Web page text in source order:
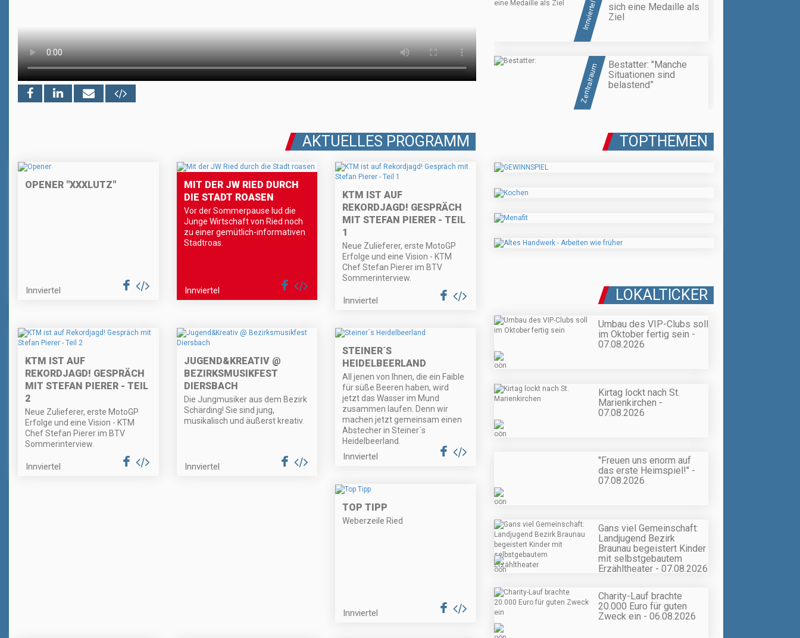
Innviertel
sich eine Medaille als
Ziel
Zentralraum
Bestatter: "Manche
Situationen sind
belastend”
AKTUELLES PROGRAMM
OPENER "XXXLUTZ"
Innviertel
MIT DER JW RIED DURCH
DIE STADT ROASEN
Vor der Sommerpause lud die
Junge Wirtschaft von Ried noch
zu einer gemütlich-informativen
Stadtroas.
Innviertel
KTM IST AUF
REKORDJAGD! GESPRÄCH
MIT STEFAN PIERER - TEIL
1
Neue Zulieferer, erste MotoGP
Erfolge und eine Vision - KTM
Chef Stefan Pierer im BTV
Sommerinterview.
Innviertel
KTM IST AUF
REKORDJAGD! GESPRÄCH
MIT STEFAN PIERER - TEIL
2
Neue Zulieferer, erste MotoGP
Erfolge und eine Vision - KTM
Chef Stefan Pierer im BTV
Sommerinterview.
Innviertel
JUGEND&KREATIV @
BEZIRKSMUSIKFEST
DIERSBACH
Die Jungmusiker aus dem Bezirk
Schärding! Sie sind jung,
musikalisch und äußerst kreativ.
Innviertel
STEINER´S
HEIDELBEERLAND
All jenen von Ihnen, die ein Faible
für süße Beeren haben, wird
jetzt das Wasser im Mund
zusammen laufen. Denn wir
machen jetzt gemeinsam einen
Abstecher in Steiner´s
Heidelbeerland.
Innviertel
TOP TIPP
Weberzeile Ried
Innviertel
TOPTHEMEN
LOKALTICKER
Umbau des VIP-Clubs soll
im Oktober fertig sein -
07.08.2026
Kirtag lockt nach St.
Marienkirchen -
07.08.2026
"Freuen uns enorm auf
das erste Heimspiel!" -
07.08.2026
Gans viel Gemeinschaft:
Landjugend Bezirk
Braunau begeistert Kinder
mit selbstgebautem
Erzähltheater - 07.08.2026
Charity-Lauf brachte
20.000 Euro für guten
Zweck ein - 06.08.2026